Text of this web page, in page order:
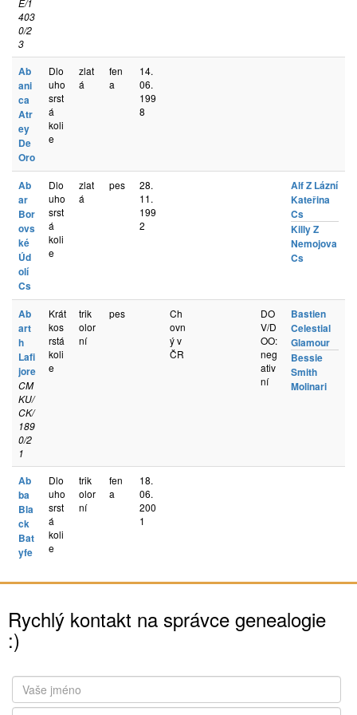
E/1
403
0/2
3
Ab
ani
ca
Atr
ey
De
Oro
Dlo
uho
srst
á
koli
e
zlat
á
fen
a
14.
06.
199
8
Ab
ar
Bor
ovs
ké
Úd
olí
Cs
Dlo
uho
srst
á
koli
e
zlat
á
pes
28.
11.
199
2
Alf Z Lázní
Kateřina
Cs
Killy Z
Nemojova
Cs
Ab
art
h
Lafi
jore
CM
KU/
CK/
189
0/2
1
Krát
kos
rstá
koli
e
trik
olor
ní
pes
Ch
ovn
ý v
ČR
DO
V/D
OO:
neg
ativ
ní
Bastien
Celestial
Glamour
Bessie
Smith
Molinari
Ab
ba
Bla
ck
Bat
yfe
Dlo
uho
srst
á
koli
e
trik
olor
ní
fen
a
18.
06.
200
1
Rychlý kontakt na správce genealogie
:)